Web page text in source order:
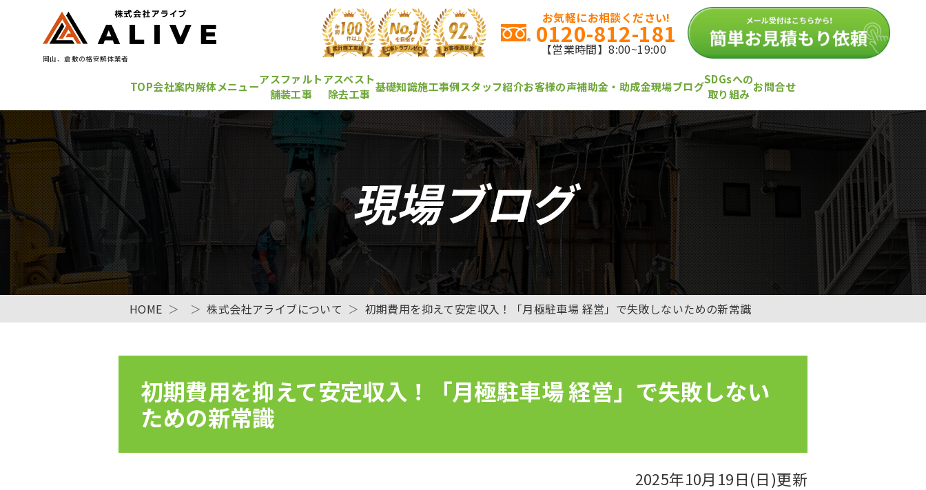
岡山、倉敷の格安解体業者
お気軽にお相談ください!
0120-812-181
【営業時間】8:00~19:00
TOP会社案内解体メニューアスファルト
舗装工事
アスベスト
除去工事 基礎知識施工事例スタッフ紹介お客様の声補助金・助成金現場ブログSDGsへの
取り組み お問合せ
現場ブログ
HOME 株式会社アライブについて 初期費用を抑えて安定収入！「月極駐車場 経営」で失敗しないための新常識
初期費用を抑えて安定収入！「月極駐車場 経営」で失敗しない
ための新常識
2025年10月19日(日)更新